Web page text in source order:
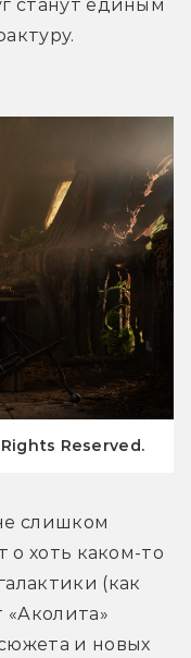
станут единым
Reserved.
слишком
о хоть каком-то
(как
«Аколита»
и новых